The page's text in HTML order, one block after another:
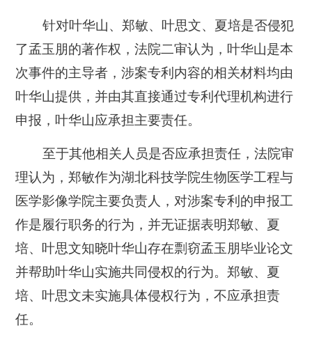
针对叶华山、郑敏、叶思文、夏培是否侵犯
了孟玉朋的著作权，法院二审认为，叶华山是本
次事件的主导者，涉案专利内容的相关材料均由
叶华山提供，并由其直接通过专利代理机构进行
申报，叶华山应承担主要责任。
至于其他相关人员是否应承担责任，法院审
理认为，郑敏作为湖北科技学院生物医学工程与
医学影像学院主要负责人，对涉案专利的申报工
作是履行职务的行为，并无证据表明郑敏、夏
培、叶思文知晓叶华山存在剽窃孟玉朋毕业论文
并帮助叶华山实施共同侵权的行为。郑敏、夏
培、叶思文未实施具体侵权行为，不应承担责
任。